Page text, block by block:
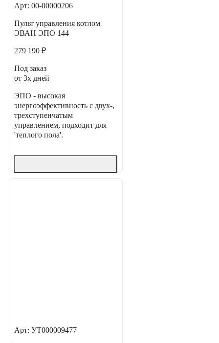
Арт: 00-00000206
Пульт управления котлом
ЭВАН ЭПО 144
279 190 ₽
Под заказ
от 3х дней
ЭПО - высокая
энергоэффективность с двух-,
трехступенчатым
управлением, подходит для
'теплого пола'.
Арт: УТ000009477